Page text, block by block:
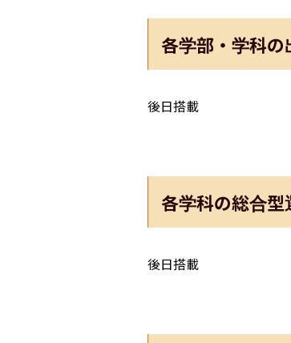
各学部・学科
後日搭載
各学科の総合
後日搭載